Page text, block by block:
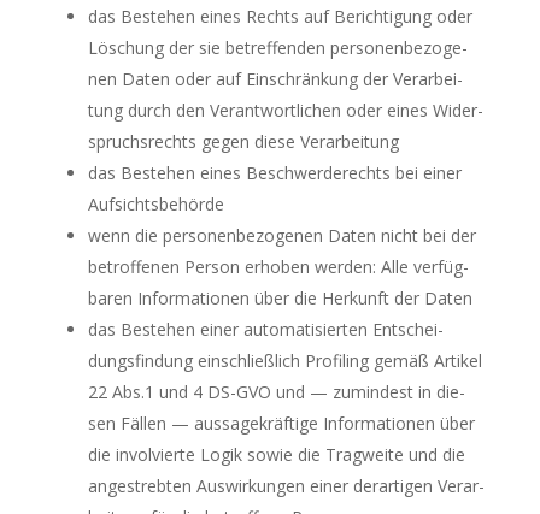
das Bestehen eines Rechts auf Berich­ti­gung oder
Löschung der sie betref­fen­den per­so­nen­be­zo­ge­
nen Daten oder auf Ein­schrän­kung der Ver­ar­bei­
tung durch den Ver­ant­wort­li­chen oder eines Wider­
spruchs­rechts gegen die­se Verarbeitung
das Bestehen eines Beschwer­de­rechts bei einer
Aufsichtsbehörde
wenn die per­so­nen­be­zo­ge­nen Daten nicht bei der
betrof­fe­nen Per­son erho­ben wer­den: Alle ver­füg­
ba­ren Infor­ma­tio­nen über die Her­kunft der Daten
das Bestehen einer auto­ma­ti­sier­ten Ent­schei­
dungs­fin­dung ein­schließ­lich Pro­filing gemäß Arti­kel
22 Abs.1 und 4 DS-GVO und — zumin­dest in die­
sen Fäl­len — aus­sa­ge­kräf­ti­ge Infor­ma­tio­nen über
die invol­vier­te Logik sowie die Trag­wei­te und die
ange­streb­ten Aus­wir­kun­gen einer der­ar­ti­gen Ver­ar­